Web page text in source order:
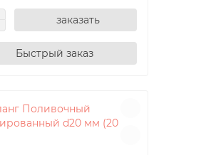
заказать